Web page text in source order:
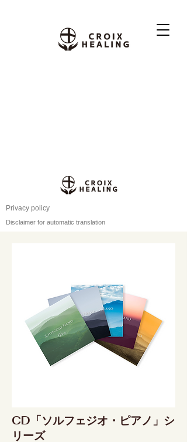
Privacy policy
Disclaimer for automatic translation
CD「ソルフェジオ・ピアノ」シ
リーズ